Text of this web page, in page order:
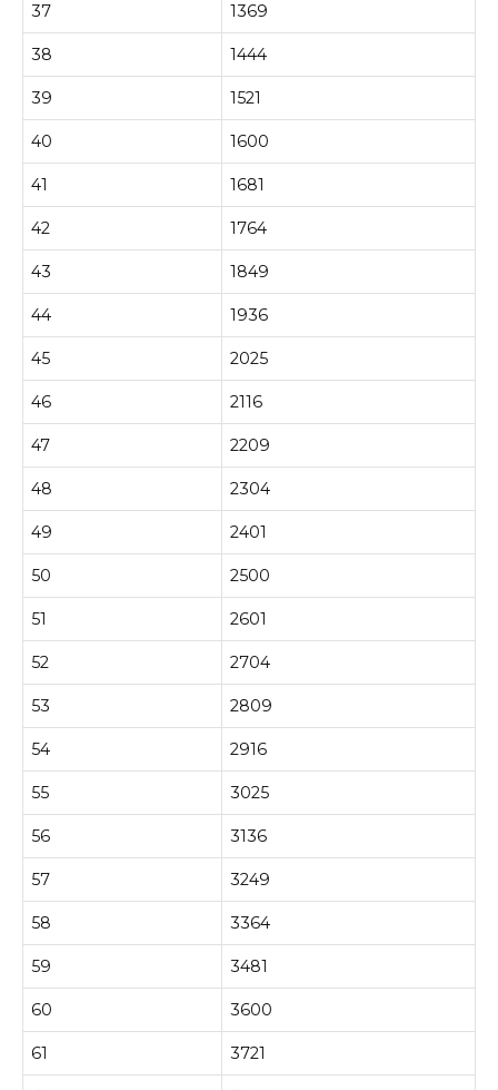
37 1369
38 1444
39 1521
40 1600
41 1681
42 1764
43 1849
44 1936
45 2025
46 2116
47 2209
48 2304
49 2401
50 2500
51 2601
52 2704
53 2809
54 2916
55 3025
56 3136
57 3249
58 3364
59 3481
60 3600
61 3721